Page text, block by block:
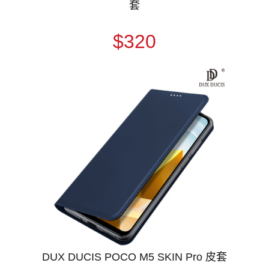
套
$320
DUX DUCIS POCO M5 SKIN Pro 皮套